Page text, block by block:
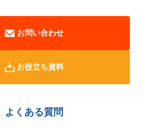
お問い合わせ
お役立ち資料
よくある質問